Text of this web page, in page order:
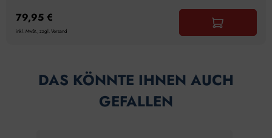
79,95 €
inkl. MwSt., zzgl. Versand
DAS KÖNNTE IHNEN AUCH
GEFALLEN